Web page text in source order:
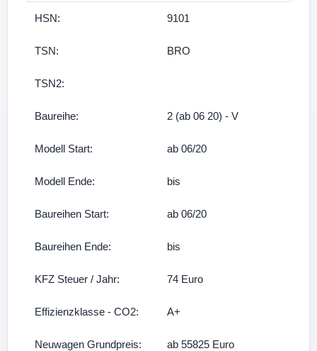
HSN: 9101
TSN: BRO
TSN2:
Baureihe: 2 (ab 06 20) - V
Modell Start: ab 06/20
Modell Ende: bis
Baureihen Start: ab 06/20
Baureihen Ende: bis
KFZ Steuer / Jahr: 74 Euro
Effizienzklasse - CO2: A+
Neuwagen Grundpreis: ab 55825 Euro